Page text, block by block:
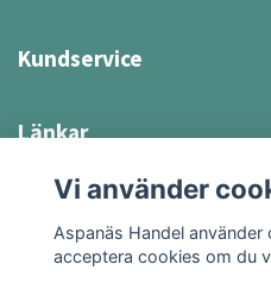
Kundservice
Länkar
Sociala medier
Vi använder
Aspanäs Handel
acceptera cookies om du